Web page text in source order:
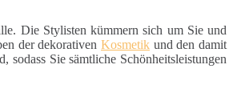
Die Stylisten kümmern sich um Sie und
der dekorativenKosmetik und den damit
sodass Sie sämtliche Schönheitsleistungen